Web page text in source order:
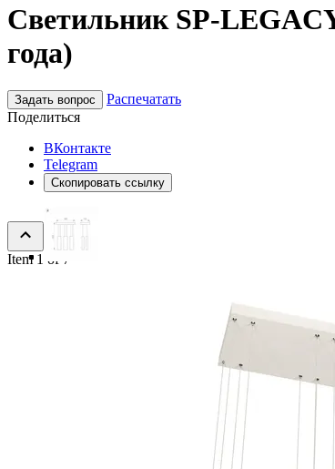
Светильник SP-
года)
Задать вопрос
Распечатать
Поделиться
ВКонтакте
Telegram
Скопировать ссылку
Item 1 of 7